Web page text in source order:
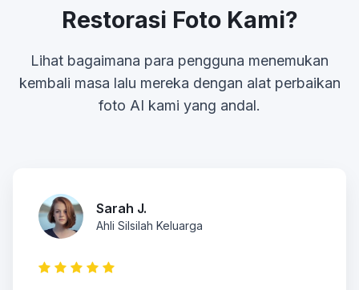
Restorasi Foto Kami?
Lihat bagaimana para pengguna menemukan
kembali masa lalu mereka dengan alat perbaikan
foto AI kami yang andal.
Sarah J.
Ahli Silsilah Keluarga